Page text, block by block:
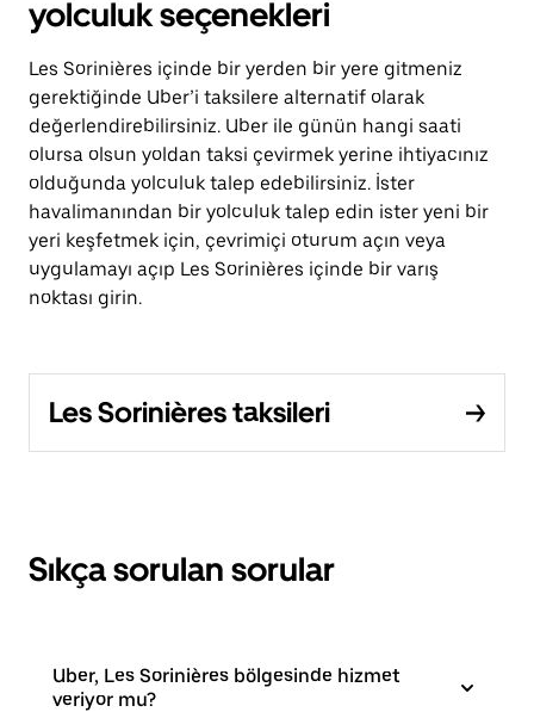
yolculuk seçenekleri
Les Sorinières içinde bir yerden bir yere gitmeniz
gerektiğinde Uber’i taksilere alternatif olarak
değerlendirebilirsiniz. Uber ile günün hangi saati
olursa olsun yoldan taksi çevirmek yerine ihtiyacınız
olduğunda yolculuk talep edebilirsiniz. İster
havalimanından bir yolculuk talep edin ister yeni bir
yeri keşfetmek için, çevrimiçi oturum açın veya
uygulamayı açıp Les Sorinières içinde bir varış
noktası girin.
Les Sorinières taksileri
Sıkça sorulan sorular
Uber, Les Sorinières bölgesinde hizmet
veriyor mu?